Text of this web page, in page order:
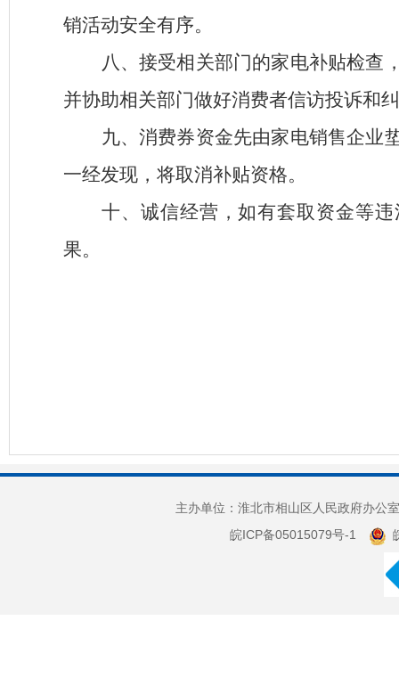
销活动安全有序。
八、接受相关部门的家电补贴检查
并协助相关部门做好消费者信访投诉和
九、消费券资金先由家电销售企业
一经发现，将取消补贴资格。
十、诚信经营，如有套取资金等
果。
主办单位：淮北市相山区人民政府办
皖ICP备05015079号-1